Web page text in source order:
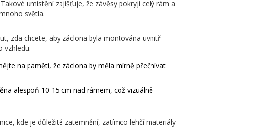
umístění zajišťuje, že závěsy pokryjí celý rám a
světla.
zda chcete, aby záclona byla montována uvnitř
vzhledu.
na paměti, že záclona by měla mírně přečnívat
alespoň 10-15 cm nad rámem, což vizuálně
kde je důležité zatemnění, zatímco lehčí materiály